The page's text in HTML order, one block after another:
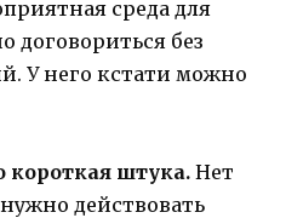
среда для
договориться без
У него кстати можно
штука. Нет
действовать